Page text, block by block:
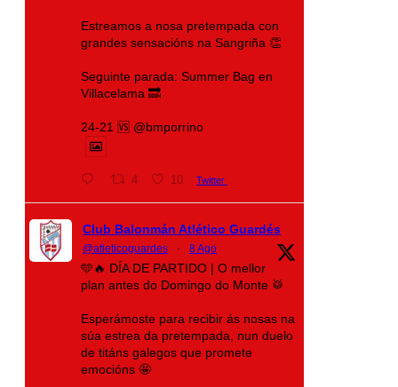
Estreamos a nosa pretempada con
grandes sensacións na Sangriña 👏
Seguinte parada: Summer Bag en
Villacelama 🔜
24-21 🆚 @bmporrino
4 10 Twitter
Club Balonmán Atlético Guardés
@atleticoguardes · 8 Ago
🩵🔥 DÍA DE PARTIDO | O mellor
plan antes do Domingo do Monte 🥁
Esperámoste para recibir ás nosas na
súa estrea da pretempada, nun duelo
de titáns galegos que promete
emocións 🤩